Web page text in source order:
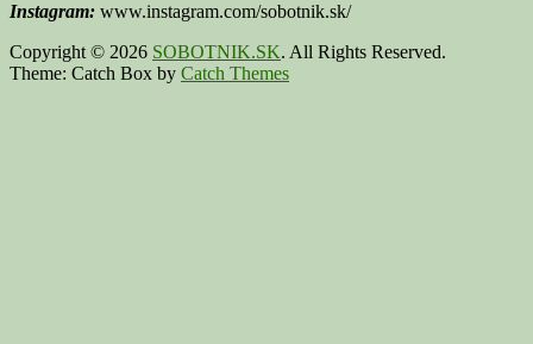
Instagram: www.instagram.com/sobotnik.sk/
Copyright © 2026 SOBOTNIK.SK. All Rights Reserved.
Theme: Catch Box by Catch Themes